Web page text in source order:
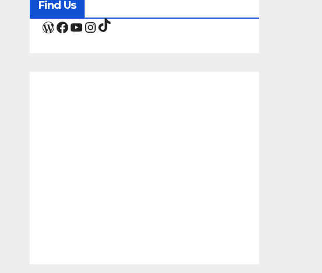
Find Us
WordPress
Facebook
YouTube
Instagram
TikTok